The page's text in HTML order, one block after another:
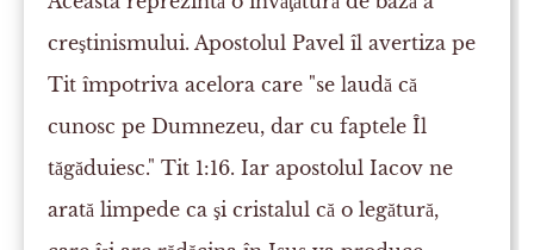
creştinismului. Apostolul Pavel îl avertiza pe
Tit împotriva acelora care "se laudă că
cunosc pe Dumnezeu, dar cu faptele Îl
tăgăduiesc." Tit 1:16. Iar apostolul Iacov ne
arată limpede ca şi cristalul că o legătură,